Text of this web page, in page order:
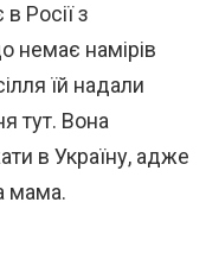
Росії з
немає намірів
їй надали
тут. Вона
в Україну, адже
мама.